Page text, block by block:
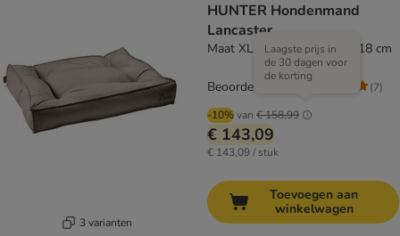
3 varianten
HUNTER Hondenmand
Lancaster
Maat XL: L 120 x B 90 x H 18 cm
-10%van € 158,99
Laagste prijs in
de 30 dagen voor
de korting
€ 143,09
€ 143,09 / stuk
Beoordeling: 5/5 (7)
Toevoegen aan
winkelwagen